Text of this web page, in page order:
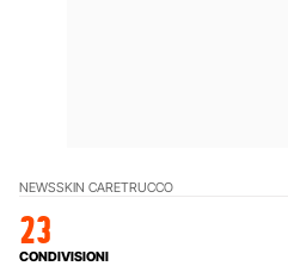
NEWSSKIN CARETRUCCO
23
CONDIVISIONI